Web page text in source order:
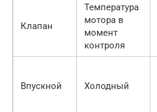
Клапан
Температура
мотора в
момент
контроля
Впускной Холодный